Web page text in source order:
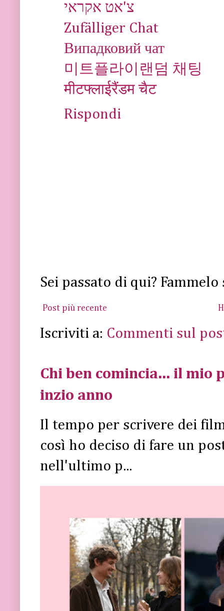
צ'אט אקראי
Zufälliger Chat
Випадковий чат
미트플라이랜덤 채팅
मीटफ्लाईरैंडम चैट
Rispondi
Sei passato di qui?
Post più recente
Iscriviti a: Commenti sul
Chi ben comincia... il
inzio anno
Il tempo per scrivere dei
così ho deciso di fare un
nell'ultimo p...